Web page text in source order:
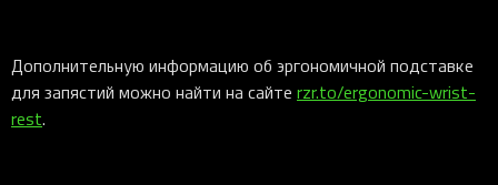
Дополнительную информацию об эргономичной подставке
для запястий можно найти на сайте rzr.to/ergonomic-wrist-
rest.